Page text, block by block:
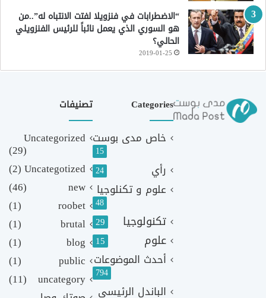
“الاضطرابات في فنزويلا لفتت الانتباه له”..من
هو السوري الذي يعمل نائباً للرئيس الفنزويلي
الحالي؟
2019-01-25
Categories
خاص مدى بوست
15
رأي 24
علوم و تكنلوجيا
48
تكنولوجيا 29
علوم 15
أحدث الموضوعات
794
الباندل الرئيسي
تصنيفات
Uncategorized
(29)
Uncategotized
(2)
new
(46)
roobet
(1)
brutal
(1)
blog
(1)
public
(1)
uncategory
(11)